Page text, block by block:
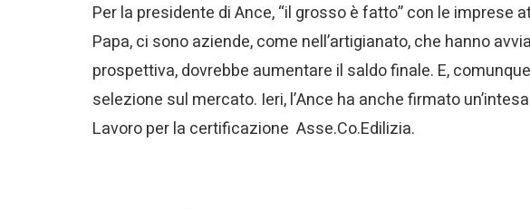
Per la presidente di Ance, “il grosso è fatto” con le imprese
Papa, ci sono aziende, come nell’artigianato, che hanno
prospettiva, dovrebbe aumentare il saldo finale. E,
selezione sul mercato. Ieri, l’Ance ha anche firmato
Lavoro per la certificazione Asse.Co.Edilizia.